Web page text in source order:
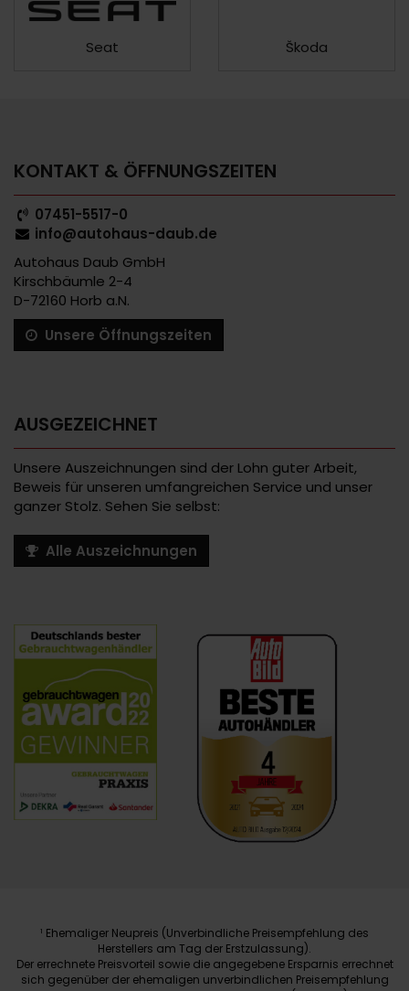
Seat Škoda
KONTAKT & ÖFFNUNGSZEITEN
07451-5517-0
info@autohaus-daub.de
Autohaus Daub GmbH
Kirschbäumle 2-4
D-72160 Horb a.N.
Unsere Öffnungszeiten
AUSGEZEICHNET
Unsere Auszeichnungen sind der Lohn guter Arbeit,
Beweis für unseren umfangreichen Service und unser
ganzer Stolz. Sehen Sie selbst:
Alle Auszeichnungen
1 Ehemaliger Neupreis (Unverbindliche Preisempfehlung des
Herstellers am Tag der Erstzulassung).
Der errechnete Preisvorteil sowie die angegebene Ersparnis errechnet
sich gegenüber der ehemaligen unverbindlichen Preisempfehlung